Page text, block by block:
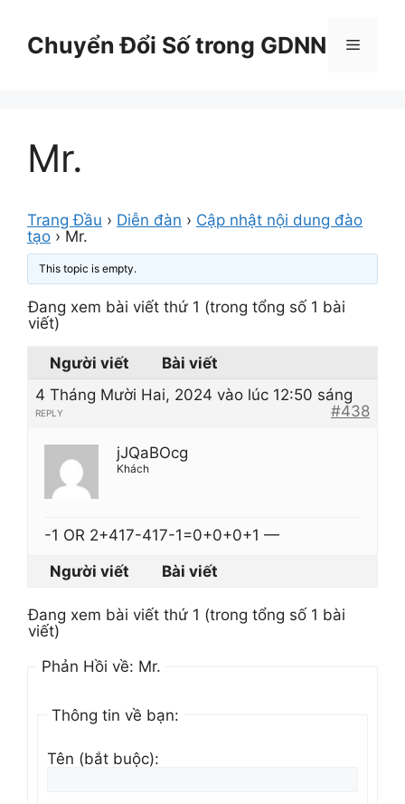
Chuyển Đổi Số trong GDNN Menu
Mr.
Trang Đầu › Diễn đàn › Cập nhật nội dung đào
tạo › Mr.
This topic is empty.
Đang xem bài viết thứ 1 (trong tổng số 1 bài
viết)
Người viết
Bài viết
4 Tháng Mười Hai, 2024 vào lúc 12:50 sáng
#438
REPLY
jJQaBOcg
Khách
-1 OR 2+417-417-1=0+0+0+1 —
Người viết
Bài viết
Đang xem bài viết thứ 1 (trong tổng số 1 bài
viết)
Phản Hồi về: Mr.
Thông tin về bạn:
Tên (bắt buộc):